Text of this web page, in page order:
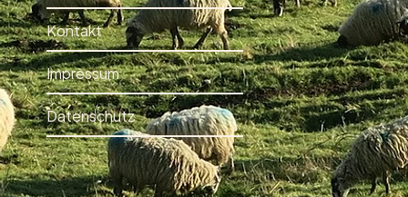
Kontakt
Impressum
Datenschutz